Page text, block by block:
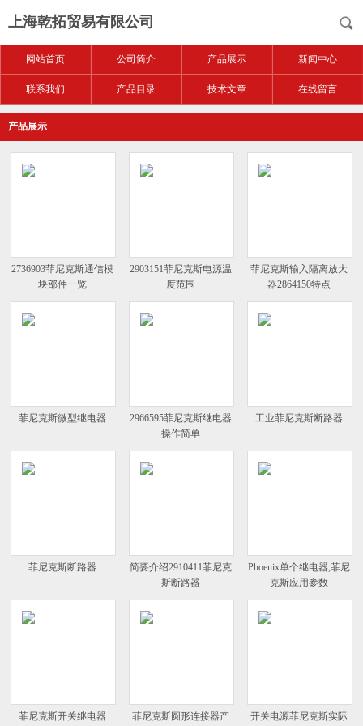
上海乾拓贸易有限公司
网站首页 公司简介 产品展示 新闻中心
联系我们 产品目录 技术文章 在线留言
产品展示
2736903菲尼克斯通信模
块部件一览
2903151菲尼克斯电源温
度范围
菲尼克斯输入隔离放大
器2864150特点
菲尼克斯微型继电器
2966595菲尼克斯继电器
操作简单
工业菲尼克斯断路器
菲尼克斯断路器
简要介绍2910411菲尼克
斯断路器
Phoenix单个继电器,菲尼
克斯应用参数
菲尼克斯开关继电器
菲尼克斯圆形连接器产
开关电源菲尼克斯实际